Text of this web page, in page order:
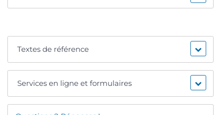
Textes de référence
Services en ligne et formulaires